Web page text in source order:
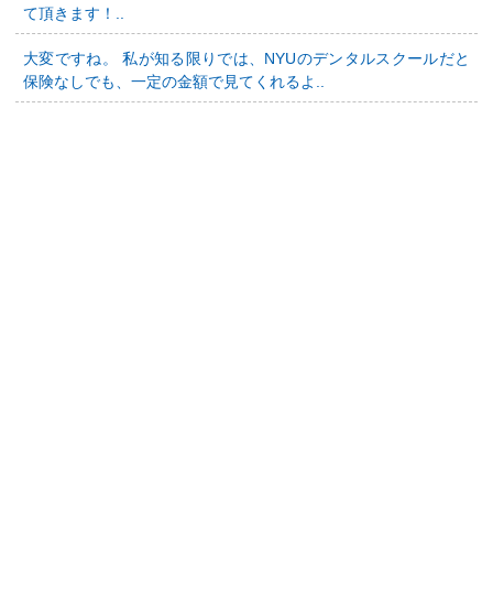
て頂きます！..
大変ですね。 私が知る限りでは、NYUのデンタルスクールだと
保険なしでも、一定の金額で見てくれるよ..